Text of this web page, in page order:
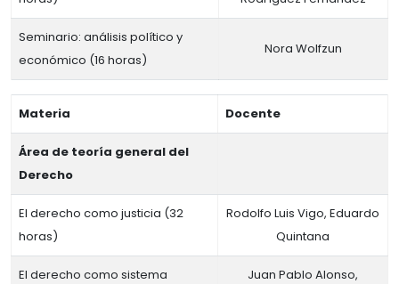
Seminario: análisis político y
económico (16 horas)
Nora Wolfzun
Materia Docente
Área de teoría general del
Derecho
El derecho como justicia (32
horas)
Rodolfo Luis Vigo, Eduardo
Quintana
El derecho como sistema
Juan Pablo Alonso,